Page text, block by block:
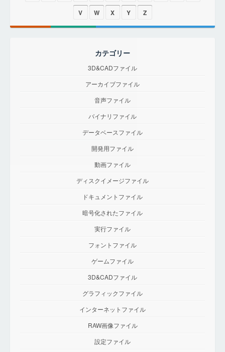
V
W X Y Z
カテゴリー
3D&CADファイル
アーカイブファイル
音声ファイル
バイナリファイル
データベースファイル
開発用ファイル
動画ファイル
ディスクイメージファイル
ドキュメントファイル
暗号化されたファイル
実行ファイル
フォントファイル
ゲームファイル
3D&CADファイル
グラフィックファイル
インターネットファイル
RAW画像ファイル
設定ファイル